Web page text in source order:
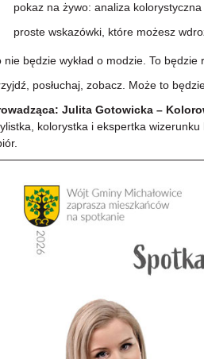
pokaz na żywo: analiza
proste wskazówki, które możesz
nie będzie wykład o modzie. To
posłuchaj, zobacz. Może to
Julita Gotowicka –
kolorystka i ekspertka